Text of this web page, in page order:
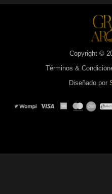
Copyright ©
Términos &
Diseñado por